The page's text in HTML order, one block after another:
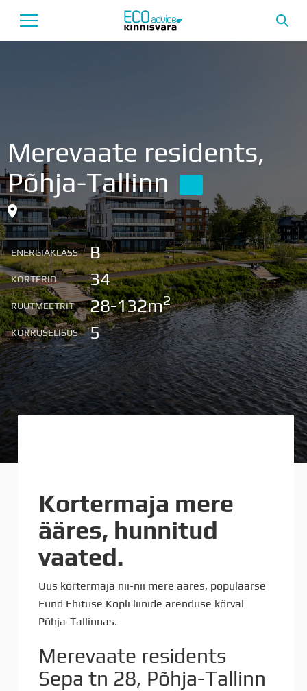
Uudised
Meeskond
Garantii
Merevaate residents,
Põhja-Tallinn
B
ENERGIAKLASS
34
KORTERID
28-132m2
RUUTMEETRIT
5
KORRUSELISUS
Kortermaja mere
ääres, hunnitud
vaated.
Uus kortermaja nii-nii mere ääres, populaarse
Fund Ehituse Kopli liinide arenduse kõrval
Põhja-Tallinnas.
Merevaate residents
Sepa tn 28, Põhja-Tallinn